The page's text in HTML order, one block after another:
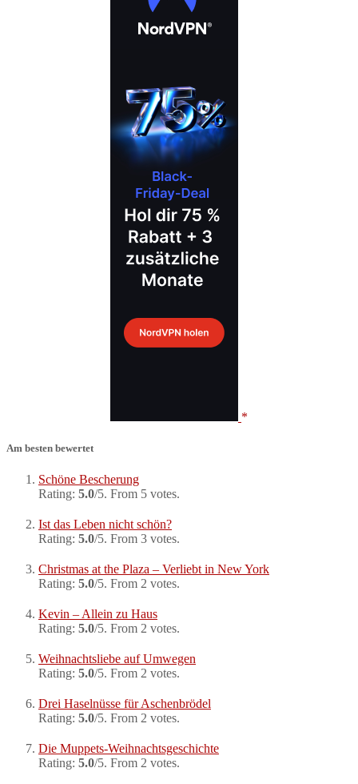
Am besten bewertet
Schöne Bescherung
Rating: 5.0/5. From 5 votes.
Ist das Leben nicht schön?
Rating: 5.0/5. From 3 votes.
Christmas at the Plaza – Verliebt in New York
Rating: 5.0/5. From 2 votes.
Kevin – Allein zu Haus
Rating: 5.0/5. From 2 votes.
Weihnachtsliebe auf Umwegen
Rating: 5.0/5. From 2 votes.
Drei Haselnüsse für Aschenbrödel
Rating: 5.0/5. From 2 votes.
Die Muppets-Weihnachtsgeschichte
Rating: 5.0/5. From 2 votes.